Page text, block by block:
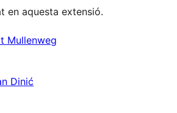
en aquesta extensió.
Mullenweg
Dinić